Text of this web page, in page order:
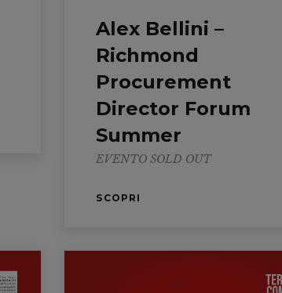
Alex Bellini –
Richmond
Procurement
Director Forum
Summer
EVENTO SOLD OUT
SCOPRI